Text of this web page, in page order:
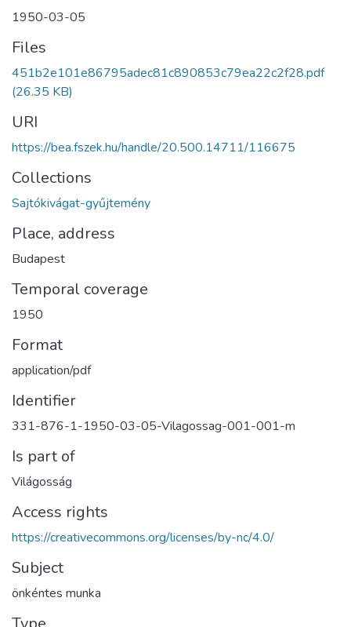
1950-03-05
Files
451b2e101e86795adec81c890853c79ea22c2f28.pdf
(26.35 KB)
URI
https://bea.fszek.hu/handle/20.500.14711/116675
Collections
Sajtókivágat-gyűjtemény
Place, address
Budapest
Temporal coverage
1950
Format
application/pdf
Identifier
331-876-1-1950-03-05-Vilagossag-001-001-m
Is part of
Világosság
Access rights
https://creativecommons.org/licenses/by-nc/4.0/
Subject
önkéntes munka